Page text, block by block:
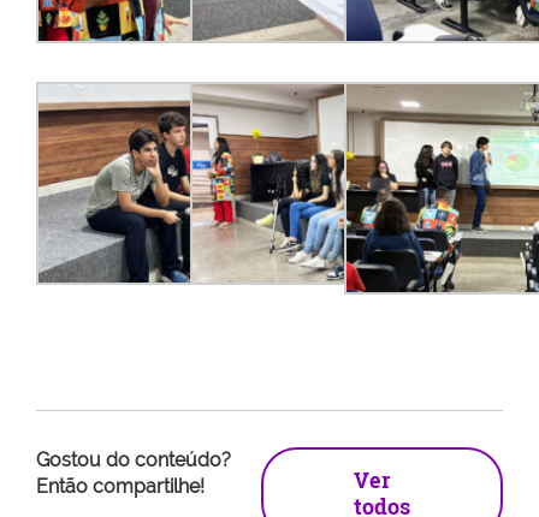
Gostou do conteúdo?
Então compartilhe!
Ver
todos